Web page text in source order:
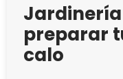
preparar
calo